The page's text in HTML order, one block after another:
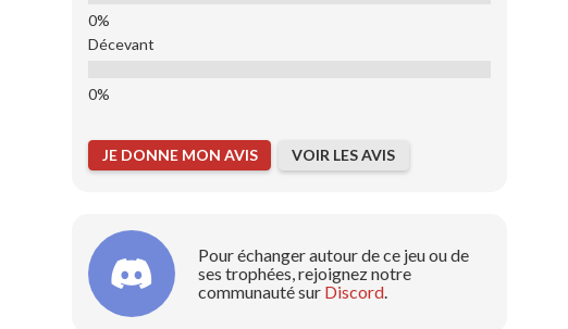
Décevant
JE DONNE MON AVIS VOIR LES AVIS
Pour échanger autour de ce jeu ou de
ses trophées, rejoignez notre
communauté sur Discord.